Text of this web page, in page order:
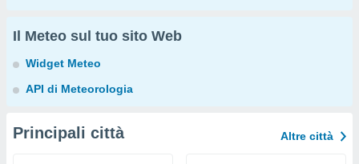
Il Meteo sul tuo sito Web
Widget Meteo
API di Meteorologia
Principali città Altre città